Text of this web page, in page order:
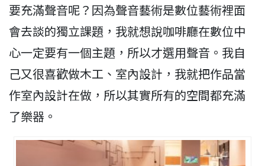
要充滿聲音呢？因為聲音藝術是數位藝術裡面
會去談的獨立課題，我就想說咖啡廳在數位中
心一定要有一個主題，所以才選用聲音。我自
己又很喜歡做木工、室內設計，我就把作品當
作室內設計在做，所以其實所有的空間都充滿
了樂器。